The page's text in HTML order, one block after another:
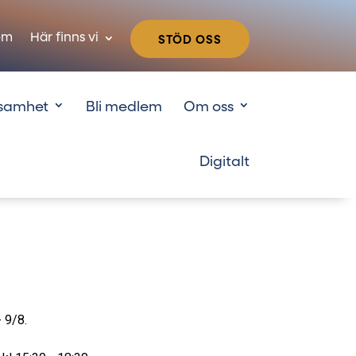
STÖD OSS
Här finns vi
Bli medlem Om oss
9/8.